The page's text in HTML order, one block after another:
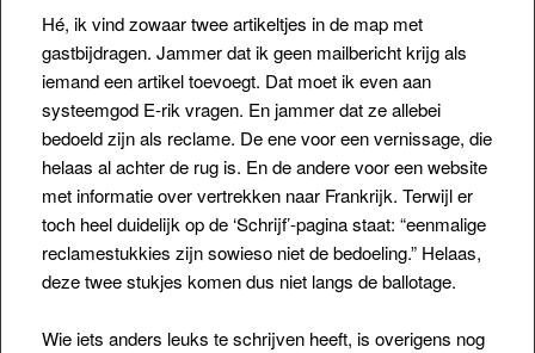
Hé, ik vind zowaar twee artikeltjes in de map met
gastbijdragen. Jammer dat ik geen mailbericht krijg als
iemand een artikel toevoegt. Dat moet ik even aan
systeemgod E-rik vragen. En jammer dat ze allebei
bedoeld zijn als reclame. De ene voor een vernissage, die
helaas al achter de rug is. En de andere voor een website
met informatie over vertrekken naar Frankrijk. Terwijl er
toch heel duidelijk op de ‘Schrijf’-pagina staat: “eenmalige
reclamestukkies zijn sowieso niet de bedoeling.” Helaas,
deze twee stukjes komen dus niet langs de ballotage.
Wie iets anders leuks te schrijven heeft, is overigens nog